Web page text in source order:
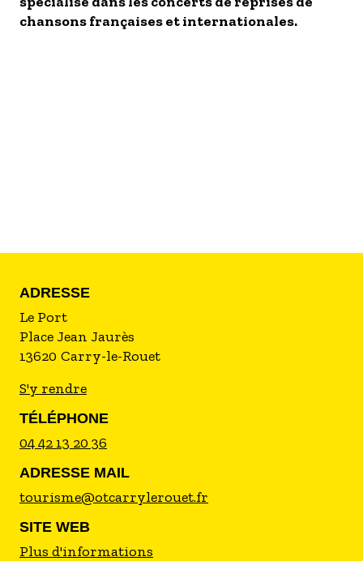
chansons françaises et internationales.
ADRESSE
Le Port
Place Jean Jaurès
13620 Carry-le-Rouet
S'y rendre
TÉLÉPHONE
04 42 13 20 36
ADRESSE MAIL
tourisme@otcarrylerouet.fr
SITE WEB
Plus d'informations